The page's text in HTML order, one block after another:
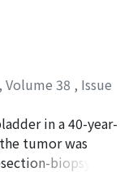
in the ureter,
kidney was
surgical
to the
the running
portions of
ectopic
mechanism
course of the
, Volume 38 , Issue
, 一男;高橋, 陽一;
ichi;Nishimura,
Youichi
in a 40-year-
tumor was
biopsy